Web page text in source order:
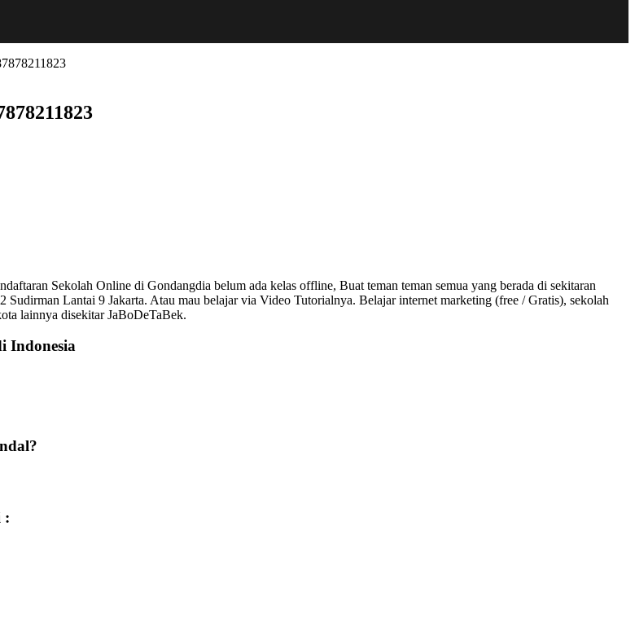
Sekolah Online di Gondangdia belum ada kelas offline, Buat teman teman semua yang berada di sekitaran
Lantai 9 Jakarta. Atau mau belajar via Video Tutorialnya. Belajar internet marketing (free / Gratis), sekolah
lainnya disekitar JaBoDeTaBek.
Indonesia
: